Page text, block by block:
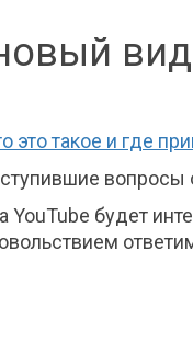
это такое и где
вопросы
YouTube будет